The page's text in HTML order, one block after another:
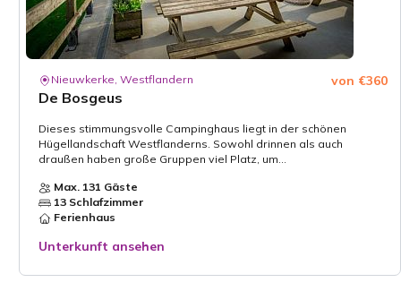
Nieuwkerke, Westflandern
De Bosgeus
von €360
Dieses stimmungsvolle Campinghaus liegt in der schönen
Hügellandschaft Westflanderns. Sowohl drinnen als auch
draußen haben große Gruppen viel Platz, um...
Max. 131 Gäste
13 Schlafzimmer
Ferienhaus
Unterkunft ansehen